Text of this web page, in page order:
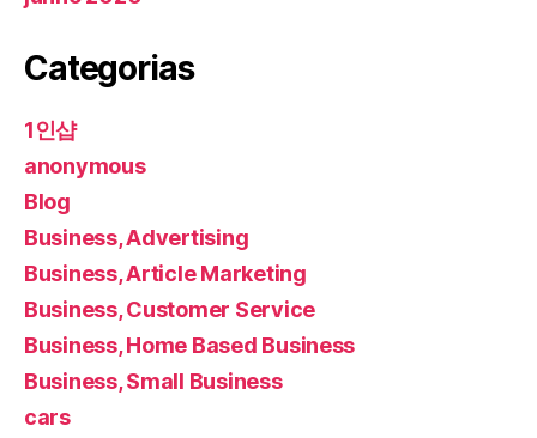
Categorias
1인샵
anonymous
Blog
Business, Advertising
Business, Article Marketing
Business, Customer Service
Business, Home Based Business
Business, Small Business
cars